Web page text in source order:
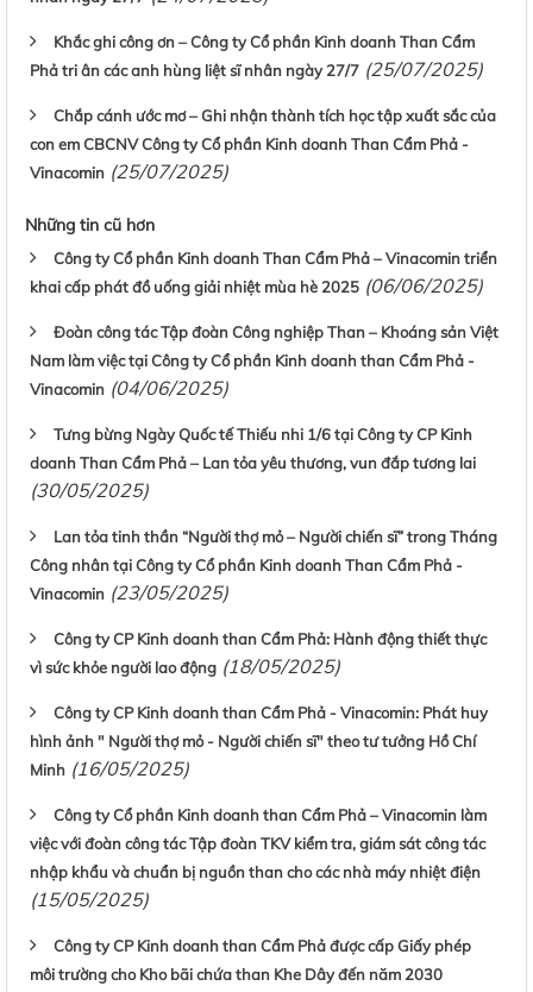
Khắc ghi công ơn – Công ty Cổ phần Kinh doanh Than Cẩm
Phả tri ân các anh hùng liệt sĩ nhân ngày 27/7 (25/07/2025)
Chắp cánh ước mơ – Ghi nhận thành tích học tập xuất sắc của
con em CBCNV Công ty Cổ phần Kinh doanh Than Cẩm Phả -
Vinacomin (25/07/2025)
Những tin cũ hơn
Công ty Cổ phần Kinh doanh Than Cẩm Phả – Vinacomin triển
khai cấp phát đồ uống giải nhiệt mùa hè 2025 (06/06/2025)
Đoàn công tác Tập đoàn Công nghiệp Than – Khoáng sản Việt
Nam làm việc tại Công ty Cổ phần Kinh doanh than Cẩm Phả -
Vinacomin (04/06/2025)
Tưng bừng Ngày Quốc tế Thiếu nhi 1/6 tại Công ty CP Kinh
doanh Than Cẩm Phả – Lan tỏa yêu thương, vun đắp tương lai
(30/05/2025)
Lan tỏa tinh thần “Người thợ mỏ – Người chiến sĩ” trong Tháng
Công nhân tại Công ty Cổ phần Kinh doanh Than Cẩm Phả -
Vinacomin (23/05/2025)
Công ty CP Kinh doanh than Cẩm Phả: Hành động thiết thực
vì sức khỏe người lao động (18/05/2025)
Công ty CP Kinh doanh than Cẩm Phả - Vinacomin: Phát huy
hình ảnh " Người thợ mỏ - Người chiến sĩ" theo tư tưởng Hồ Chí
Minh (16/05/2025)
Công ty Cổ phần Kinh doanh than Cẩm Phả – Vinacomin làm
việc với đoàn công tác Tập đoàn TKV kiểm tra, giám sát công tác
nhập khẩu và chuẩn bị nguồn than cho các nhà máy nhiệt điện
(15/05/2025)
Công ty CP Kinh doanh than Cẩm Phả được cấp Giấy phép
môi trường cho Kho bãi chứa than Khe Dây đến năm 2030